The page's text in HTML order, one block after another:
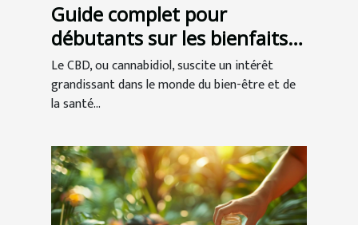
Guide complet pour
débutants sur les bienfaits
du CBD
Le CBD, ou cannabidiol, suscite un intérêt
grandissant dans le monde du bien-être et de
la santé...